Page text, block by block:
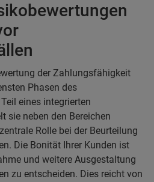
der Zahlungsfähigkeit
Phasen des
eines integrierten
sie neben den Bereichen
Rolle bei der Beurteilung
Die Bonität Ihrer Kunden ist
und weitere Ausgestaltung
zu entscheiden. Dies reicht von